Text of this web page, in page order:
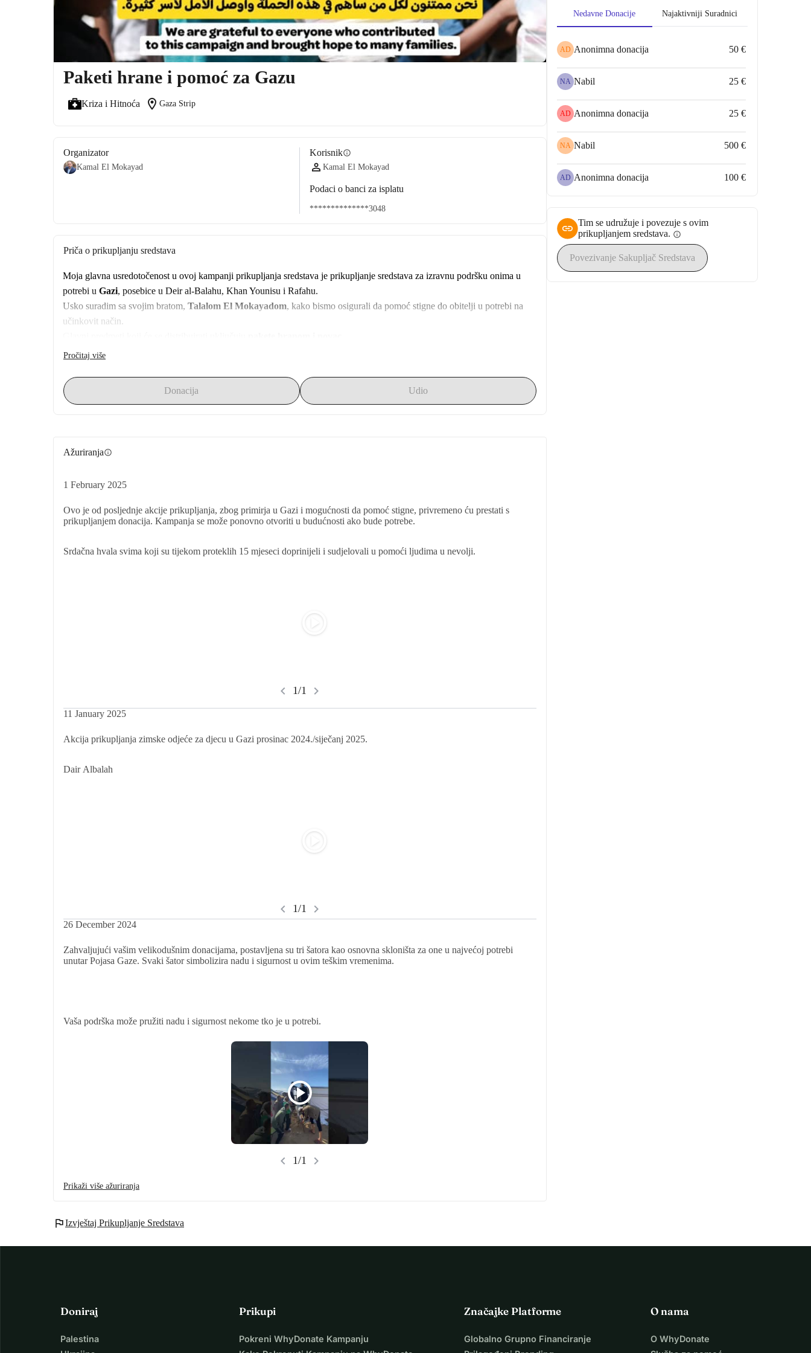
Paketi hrane i pomoć za Gazu
Kriza i Hitnoća location_on Gaza Strip
Organizator
Kamal El Mokayad
Korisnikinfo
Kamal El Mokayad
Podaci o banci za isplatu
**************3048
Priča o prikupljanju sredstava
Moja glavna usredotočenost u ovoj kampanji prikupljanja sredstava je prikupljanje sredstava za izravnu podršku onima u
potrebi u Gazi, posebice u Deir al-Balahu, Khan Younisu i Rafahu.
Usko suradim sa svojim bratom, Talalom El Mokayadom, kako bismo osigurali da pomoć stigne do obitelji u potrebi na
učinkovit način.
Na ovoj platformi ću podijeliti s vama fotografije i videozapise vezane uz donacije.
Cijenim vašu podršku.
Pročitaj više
Donacija Udio
Ažuriranjainfo
1 February 2025
Ovo je od posljednje akcije prikupljanja, zbog primirja u Gazi i mogućnosti da pomoć stigne, privremeno ću prestati s
prikupljanjem donacija. Kampanja se može ponovno otvoriti u budućnosti ako bude potrebe.
Srdačna hvala svima koji su tijekom proteklih 15 mjeseci doprinijeli i sudjelovali u pomoći ljudima u nevolji.
chevron_left 1/1 chevron_right
11 January 2025
Akcija prikupljanja zimske odjeće za djecu u Gazi prosinac 2024./siječanj 2025.
Dair Albalah
chevron_left 1/1 chevron_right
26 December 2024
Zahvaljujući vašim velikodušnim donacijama, postavljena su tri šatora kao osnovna skloništa za one u najvećoj potrebi
unutar Pojasa Gaze. Svaki šator simbolizira nadu i sigurnost u ovim teškim vremenima.
Vaša podrška može pružiti nadu i sigurnost nekome tko je u potrebi.
play_circle
chevron_left 1/1 chevron_right
Prikaži više ažuriranja
flagIzvještaj Prikupljanje Sredstava
Nedavne Donacije Najaktivniji Suradnici
AD Anonimna donacija 50 €
NA Nabil 25 €
AD Anonimna donacija 25 €
NA Nabil 500 €
AD Anonimna donacija 100 €
Tim se udružuje i povezuje s ovim
prikupljanjem sredstava. info
Povezivanje Sakupljač Sredstava
Doniraj
Palestina
Prikupi
Pokreni WhyDonate Kampanju
Značajke Platforme
Globalno Grupno Financiranje
O nama
O WhyDonate